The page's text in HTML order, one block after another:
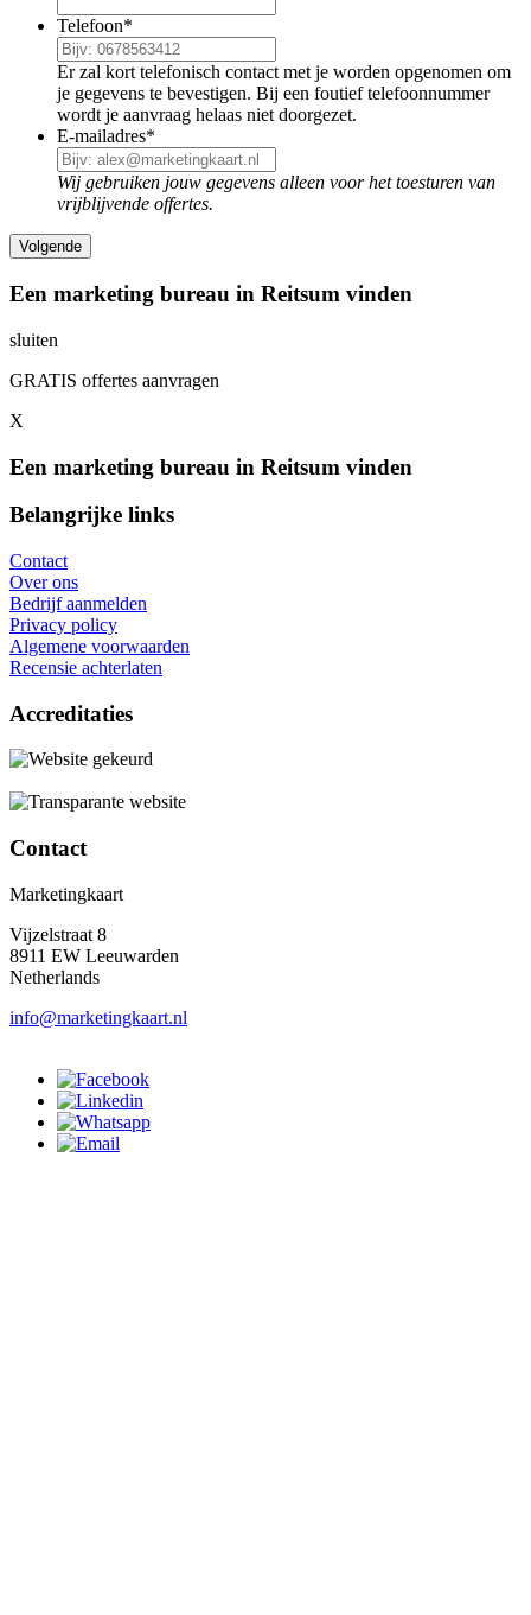
Telefoon*
Er zal kort telefonisch contact met je worden opgenomen om
je gegevens te bevestigen. Bij een foutief telefoonnummer
wordt je aanvraag helaas niet doorgezet.
E-mailadres*
Wij gebruiken jouw gegevens alleen voor het toesturen van
vrijblijvende offertes.
Een marketing bureau in Reitsum vinden
sluiten
GRATIS offertes aanvragen
X
Een marketing bureau in Reitsum vinden
Belangrijke links
Contact
Over ons
Bedrijf aanmelden
Privacy policy
Algemene voorwaarden
Recensie achterlaten
Accreditaties
Contact
Marketingkaart
Vijzelstraat 8
8911 EW Leeuwarden
Netherlands
info@marketingkaart.nl